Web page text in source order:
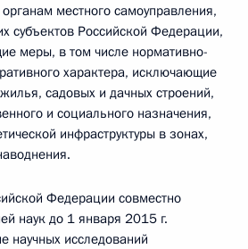
местного самоуправления,
субъектов Российской Федерации,
меры, в том числе нормативно-
характера, исключающие
садовых и дачных строений,
и социального назначения,
инфраструктуры в зонах,
Федерации совместно
наук до 1 января 2015 г.
научных исследований